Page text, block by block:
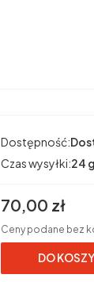
Dostępność:
Czas wysyłki:24
Cena brutto
70,00 zł
Ceny podane bez
DO